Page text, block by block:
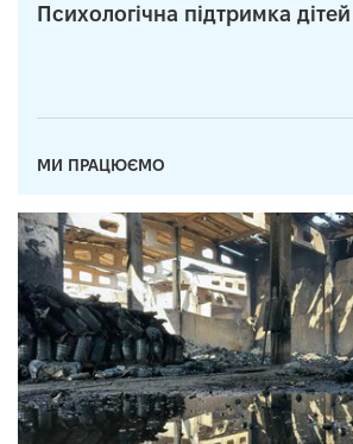
Психологічна підтримка
МИ ПРАЦЮЄМО